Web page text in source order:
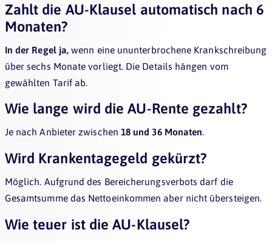
Zahlt die AU-Klausel automatisch nach 6
Monaten?
In der Regel ja, wenn eine ununterbrochene Krankschreibung
über sechs Monate vorliegt. Die Details hängen vom
gewählten Tarif ab.
Wie lange wird die AU-Rente gezahlt?
Je nach Anbieter zwischen 18 und 36 Monaten.
Wird Krankentagegeld gekürzt?
Möglich. Aufgrund des Bereicherungsverbots darf die
Gesamtsumme das Nettoeinkommen aber nicht übersteigen.
Wie teuer ist die AU-Klausel?